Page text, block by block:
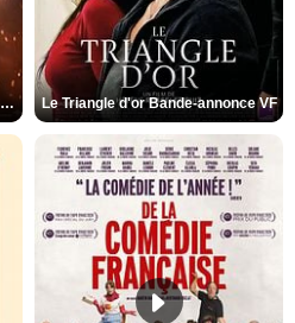
L'Odyssée Bande-annonce VO STFR Le Triangle d'or Bande-annonce VF